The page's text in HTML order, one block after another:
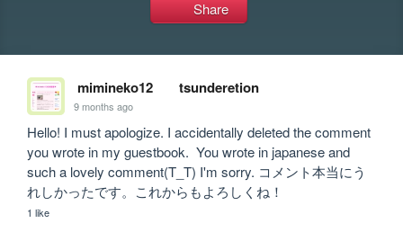
Share
mimineko12 tsunderetion
9 months ago
Hello! I must apologize. I accidentally deleted the comment
you wrote in my guestbook.  You wrote in japanese and
such a lovely comment(T_T) I'm sorry. コメント本当にう
れしかったです。これからもよろしくね！
1 like